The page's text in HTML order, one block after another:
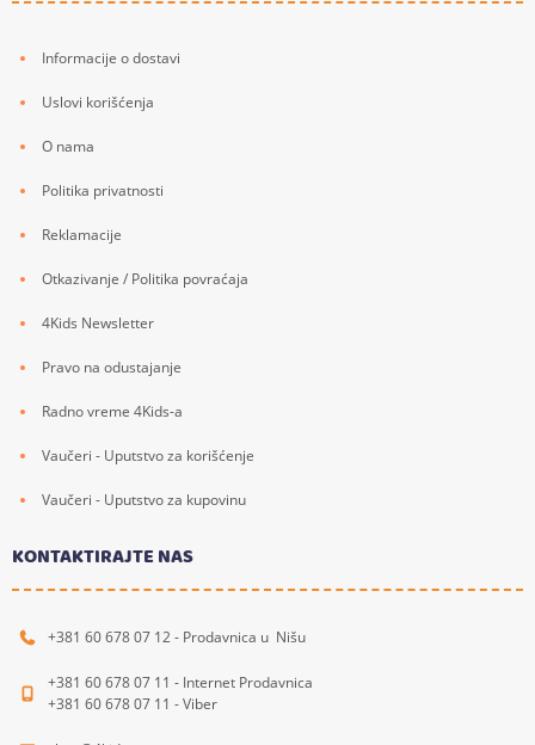
Informacije o dostavi
Uslovi korišćenja
O nama
Politika privatnosti
Reklamacije
Otkazivanje / Politika povraćaja
4Kids Newsletter
Pravo na odustajanje
Radno vreme 4Kids-a
Vaučeri - Uputstvo za korišćenje
Vaučeri - Uputstvo za kupovinu
KONTAKTIRAJTE NAS
+381 60 678 07 12 - Prodavnica u Nišu
+381 60 678 07 11 - Internet Prodavnica
+381 60 678 07 11 - Viber